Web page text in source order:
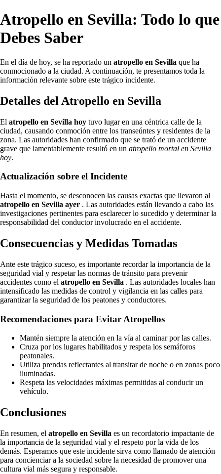
Atropello en Sevilla: Todo lo que
Debes Saber
En el día de hoy, se ha reportado un atropello en Sevilla que ha
conmocionado a la ciudad. A continuación, te presentamos toda la
información relevante sobre este trágico incidente.
Detalles del Atropello en Sevilla
El atropello en Sevilla hoy tuvo lugar en una céntrica calle de la
ciudad, causando conmoción entre los transeúntes y residentes de la
zona. Las autoridades han confirmado que se trató de un accidente
grave que lamentablemente resultó en un atropello mortal en Sevilla
hoy.
Actualización sobre el Incidente
Hasta el momento, se desconocen las causas exactas que llevaron al
atropello en Sevilla ayer . Las autoridades están llevando a cabo las
investigaciones pertinentes para esclarecer lo sucedido y determinar la
responsabilidad del conductor involucrado en el accidente.
Consecuencias y Medidas Tomadas
Ante este trágico suceso, es importante recordar la importancia de la
seguridad vial y respetar las normas de tránsito para prevenir
accidentes como el atropello en Sevilla . Las autoridades locales han
intensificado las medidas de control y vigilancia en las calles para
garantizar la seguridad de los peatones y conductores.
Recomendaciones para Evitar Atropellos
Mantén siempre la atención en la vía al caminar por las calles.
Cruza por los lugares habilitados y respeta los semáforos
peatonales.
Utiliza prendas reflectantes al transitar de noche o en zonas poco
iluminadas.
Respeta las velocidades máximas permitidas al conducir un
vehículo.
Conclusiones
En resumen, el atropello en Sevilla es un recordatorio impactante de
la importancia de la seguridad vial y el respeto por la vida de los
demás. Esperamos que este incidente sirva como llamado de atención
para concienciar a la sociedad sobre la necesidad de promover una
cultura vial más segura y responsable.